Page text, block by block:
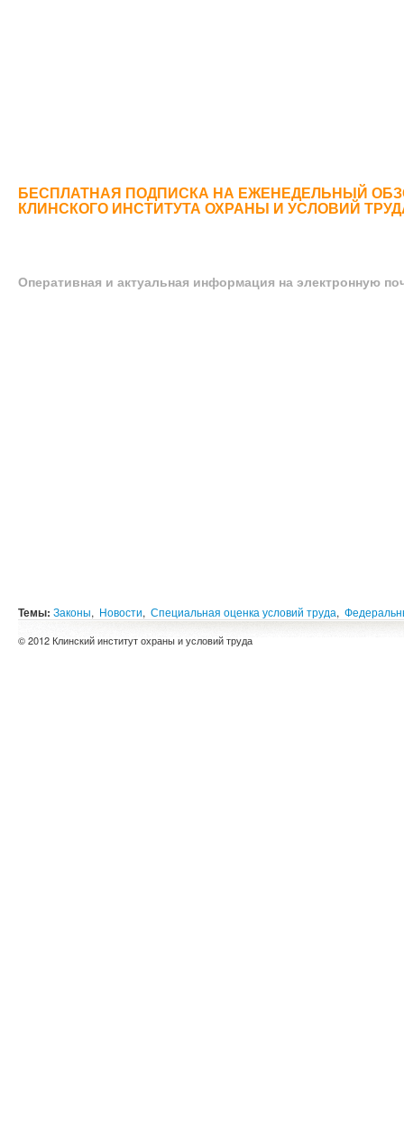
БЕСПЛАТНАЯ ПОДПИСКА НА ЕЖЕНЕДЕЛЬНЫЙ
КЛИНСКОГО ИНСТИТУТА ОХРАНЫ И УСЛОВИЙ
Оперативная и актуальная информация на электронную
Темы: Законы, Новости, Специальная оценка условий труда,
© 2012 Клинский институт охраны и условий труда